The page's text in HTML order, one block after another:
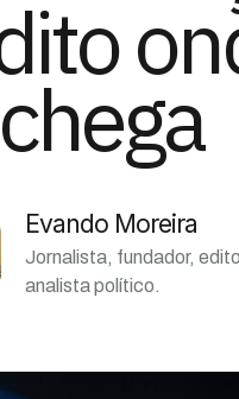
chega
Evando Moreira
Jornalista, fundador,
analista político.